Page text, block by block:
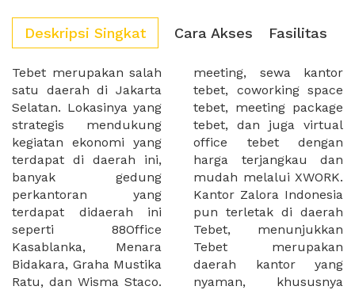
Deskripsi Singkat Cara Akses Fasilitas
Tebet merupakan salah
satu daerah di Jakarta
Selatan. Lokasinya yang
strategis mendukung
kegiatan ekonomi yang
terdapat di daerah ini,
banyak gedung
perkantoran yang
terdapat didaerah ini
seperti 88Office
Kasablanka, Menara
Bidakara, Graha Mustika
Ratu, dan Wisma Staco.
meeting, sewa kantor
tebet, coworking space
tebet, meeting package
tebet, dan juga virtual
office tebet dengan
harga terjangkau dan
mudah melalui XWORK.
Kantor Zalora Indonesia
pun terletak di daerah
Tebet, menunjukkan
Tebet merupakan
daerah kantor yang
nyaman, khususnya